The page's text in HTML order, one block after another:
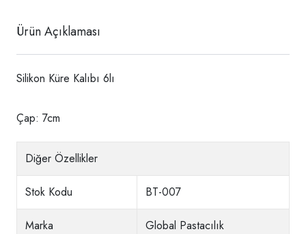
Ürün Açıklaması
Silikon Küre Kalıbı 6lı
Çap: 7cm
Diğer Özellikler
Stok Kodu BT-007
Marka Global Pastacılık